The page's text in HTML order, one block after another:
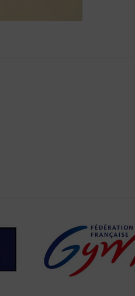
Fédération
Française de
Gymnastique